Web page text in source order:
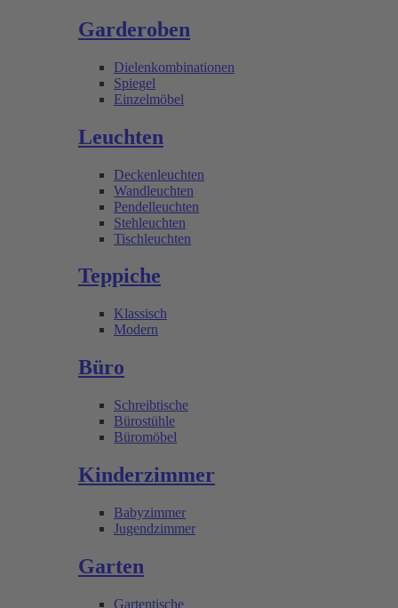
Garderoben
Dielenkombinationen
Spiegel
Einzelmöbel
Leuchten
Deckenleuchten
Wandleuchten
Pendelleuchten
Stehleuchten
Tischleuchten
Teppiche
Klassisch
Modern
Büro
Schreibtische
Bürostühle
Büromöbel
Kinderzimmer
Babyzimmer
Jugendzimmer
Garten
Gartentische